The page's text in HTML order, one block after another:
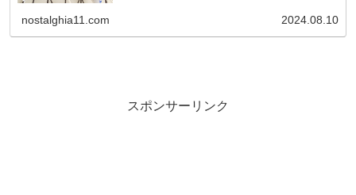
nostalghia11.com 2024.08.10
スポンサーリンク